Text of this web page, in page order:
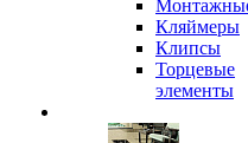
Кляймеры
Клипсы
Торцевые
элементы